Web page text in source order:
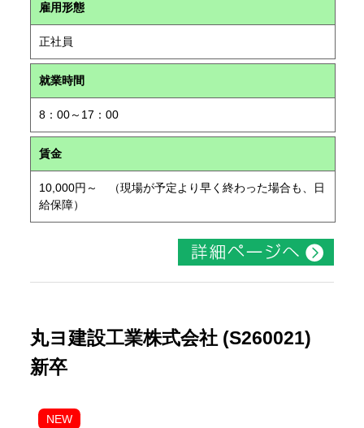
雇用形態
正社員
就業時間
8：00～17：00
賃金
10,000円～ （現場が予定より早く終わった場合も、日
給保障）
丸ヨ建設工業株式会社 (S260021)
新卒
NEW